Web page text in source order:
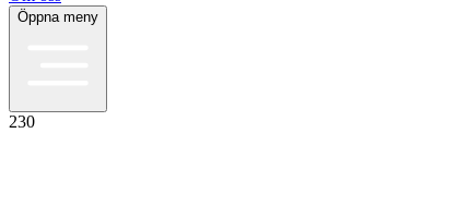
Öppna meny
230